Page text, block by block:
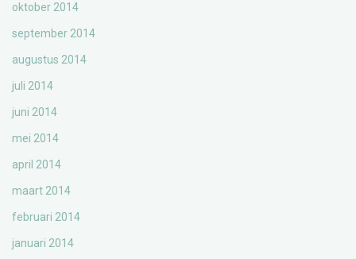
oktober 2014
september 2014
augustus 2014
juli 2014
juni 2014
mei 2014
april 2014
maart 2014
februari 2014
januari 2014